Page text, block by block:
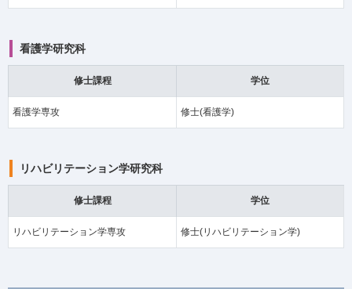
看護学研究科
修士課程 学位
看護学専攻 修士(看護学)
リハビリテーション学研究科
修士課程 学位
リハビリテーション学専攻 修士(リハビリテーション学)